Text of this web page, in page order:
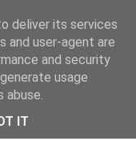
deliver its services
and user-agent are
and security
usage
abuse.
IT